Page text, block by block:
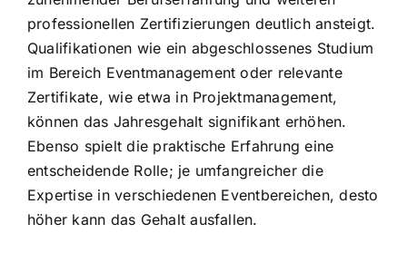
professionellen Zertifizierungen deutlich ansteigt.
Qualifikationen wie ein abgeschlossenes Studium
im Bereich Eventmanagement oder relevante
Zertifikate, wie etwa in Projektmanagement,
können das Jahresgehalt signifikant erhöhen.
Ebenso spielt die praktische Erfahrung eine
entscheidende Rolle; je umfangreicher die
Expertise in verschiedenen Eventbereichen, desto
höher kann das Gehalt ausfallen.